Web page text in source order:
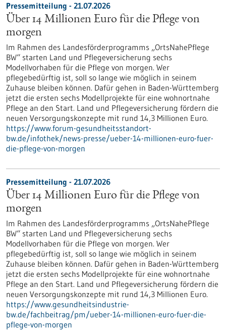
Pressemitteilung - 21.07.2026
Über 14 Millionen Euro für die Pflege von
morgen
Im Rahmen des Landesförderprogramms „OrtsNahePflege
BW“ starten Land und Pflegeversicherung sechs
Modellvorhaben für die Pflege von morgen. Wer
pflegebedürftig ist, soll so lange wie möglich in seinem
Zuhause bleiben können. Dafür gehen in Baden-Württemberg
jetzt die ersten sechs Modellprojekte für eine wohnortnahe
Pflege an den Start. Land und Pflegeversicherung fördern die
neuen Versorgungskonzepte mit rund 14,3 Millionen Euro.
https://www.forum-gesundheitsstandort-
bw.de/infothek/news-presse/ueber-14-millionen-euro-fuer-
die-pflege-von-morgen
Pressemitteilung - 21.07.2026
Über 14 Millionen Euro für die Pflege von
morgen
Im Rahmen des Landesförderprogramms „OrtsNahePflege
BW“ starten Land und Pflegeversicherung sechs
Modellvorhaben für die Pflege von morgen. Wer
pflegebedürftig ist, soll so lange wie möglich in seinem
Zuhause bleiben können. Dafür gehen in Baden-Württemberg
jetzt die ersten sechs Modellprojekte für eine wohnortnahe
Pflege an den Start. Land und Pflegeversicherung fördern die
neuen Versorgungskonzepte mit rund 14,3 Millionen Euro.
https://www.gesundheitsindustrie-
bw.de/fachbeitrag/pm/ueber-14-millionen-euro-fuer-die-
pflege-von-morgen